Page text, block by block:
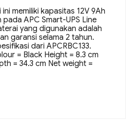
memiliki kapasitas 12V 9Ah
APC Smart-UPS Line
yang digunakan adalah
garansi selama 2 tahun.
dari APCRBC133.
= Black Height = 8.3 cm
= 34.3 cm Net weight =